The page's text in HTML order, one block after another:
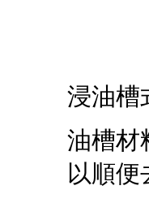
浸油槽
油槽材
以順